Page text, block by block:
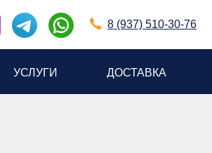
УСЛУГИ ДОСТАВКА
8 (937) 510-30-76